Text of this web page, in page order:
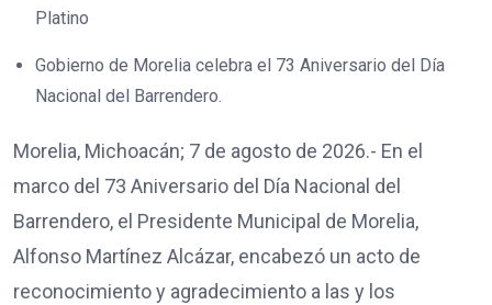
Platino
Gobierno de Morelia celebra el 73 Aniversario del Día
Nacional del Barrendero.
Morelia, Michoacán; 7 de agosto de 2026.- En el
marco del 73 Aniversario del Día Nacional del
Barrendero, el Presidente Municipal de Morelia,
Alfonso Martínez Alcázar, encabezó un acto de
reconocimiento y agradecimiento a las y los